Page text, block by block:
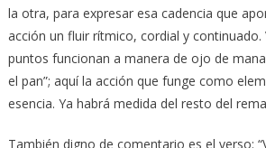
la otra, para expresar esa cadencia que
acción un fluir rítmico, cordial y continuado.
puntos funcionan a manera de ojo de
el pan”; aquí la acción que funge como
esencia. Ya habrá medida del resto del
También digno de comentario es el verso: